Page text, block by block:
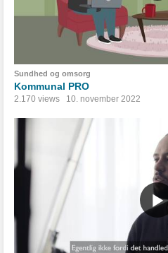
Sundhed og omsorg
Kommunal PRO
2.170 views 10. november 2022